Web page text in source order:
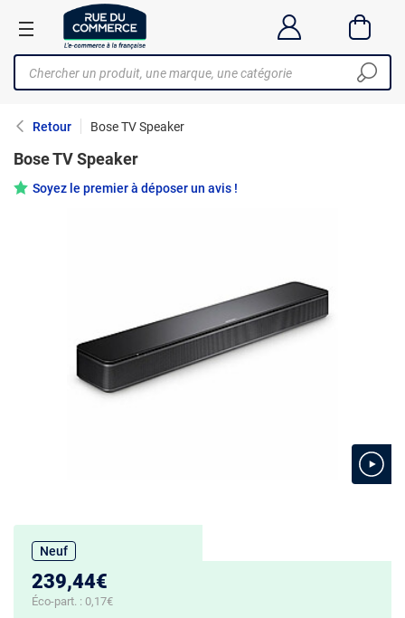
Retour Bose TV Speaker
Bose TV Speaker
Soyez le premier à déposer un avis !
Neuf
239,44€
Éco-part. : 0,17€